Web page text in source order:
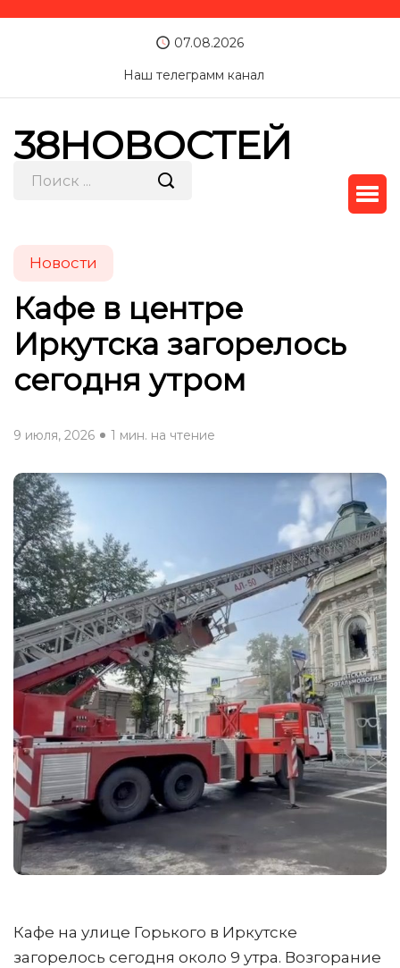
07.08.2026
Наш телеграмм канал
38НОВОСТЕЙ
Новости
Кафе в центре
Иркутска загорелось
сегодня утром
9 июля, 2026 1 мин. на чтение
Кафе на улице Горького в Иркутске
загорелось сегодня около 9 утра. Возгорание